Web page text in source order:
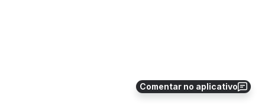
Comentar no aplicativo